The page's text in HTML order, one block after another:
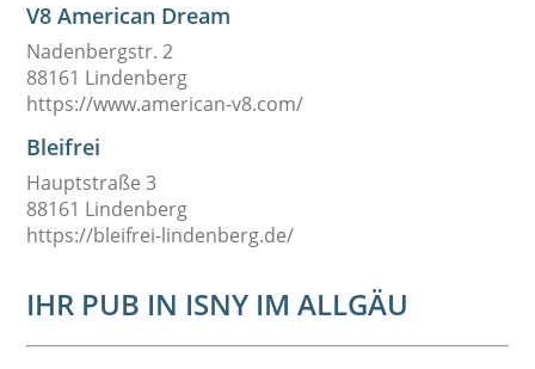
V8 American Dream
Nadenbergstr. 2
88161 Lindenberg
https://www.american-v8.com/
Bleifrei
Hauptstraße 3
88161 Lindenberg
https://bleifrei-lindenberg.de/
IHR PUB IN ISNY IM ALLGÄU